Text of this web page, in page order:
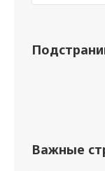
Важные